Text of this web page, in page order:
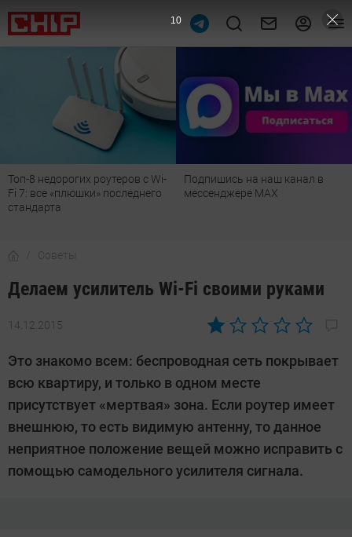
Топ-8 недорогих роутеров с Wi-
Fi 7: все «плюшки» последнего
стандарта
Подпишись на наш канал в
мессенджере МАХ
Советы
Делаем усилитель Wi-Fi своими руками
14.12.2015
Автор:
Поповкин
Это знакомо всем: беспроводная сеть покрывает
всю квартиру, и только в одном месте
присутствует «мертвая» зона. Если роутер имеет
внешнюю, то есть видимую антенну, то данное
неприятное положение вещей можно исправить с
помощью самодельного усилителя сигнала.
9